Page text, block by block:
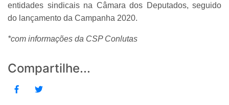
entidades sindicais na Câmara dos Deputados, seguido
do lançamento da Campanha 2020.
*com informações da CSP Conlutas
Compartilhe...